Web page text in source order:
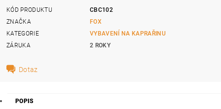
KÓD PRODUKTU
CBC102
ZNAČKA
FOX
KATEGORIE
VYBAVENÍ NA KAPRAŘINU
ZÁRUKA
2 ROKY
Dotaz
POPIS